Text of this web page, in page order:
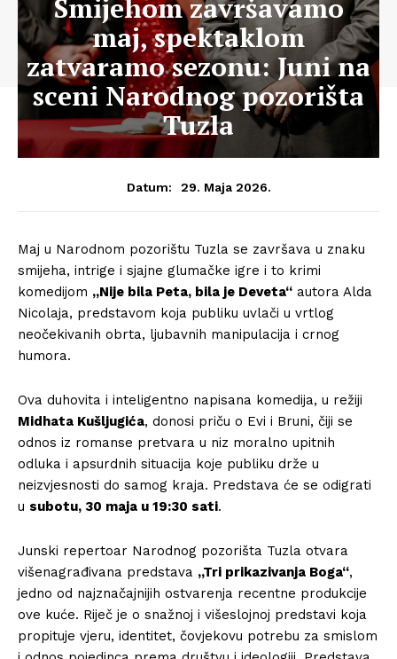
Smijehom završavamo
maj, spektaklom
zatvaramo sezonu: Juni na
sceni Narodnog pozorišta
Tuzla
Datum: 29. Maja 2026.
Maj u Narodnom pozorištu Tuzla se završava u znaku
smijeha, intrige i sjajne glumačke igre i to krimi
komedijom „Nije bila Peta, bila je Deveta“ autora Alda
Nicolaja, predstavom koja publiku uvlači u vrtlog
neočekivanih obrta, ljubavnih manipulacija i crnog
humora.
Ova duhovita i inteligentno napisana komedija, u režiji
Midhata Kušljugića, donosi priču o Evi i Bruni, čiji se
odnos iz romanse pretvara u niz moralno upitnih
odluka i apsurdnih situacija koje publiku drže u
neizvjesnosti do samog kraja. Predstava će se odigrati
u subotu, 30 maja u 19:30 sati.
Junski repertoar Narodnog pozorišta Tuzla otvara
višenagrađivana predstava „Tri prikazivanja Boga“,
jedno od najznačajnijih ostvarenja recentne produkcije
ove kuće. Riječ je o snažnoj i višeslojnoj predstavi koja
propituje vjeru, identitet, čovjekovu potrebu za smislom